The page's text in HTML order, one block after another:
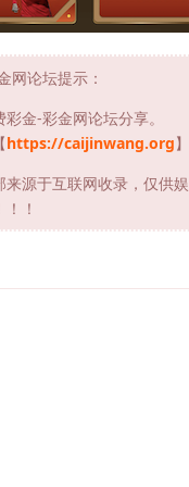
网论坛提示：
金-彩金网论坛分享。
https://caijinwang.org】
来源于互联网收录，仅供
！